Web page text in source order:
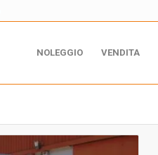
NOLEGGIO VENDITA